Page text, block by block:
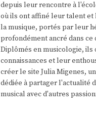
depuis leur rencontre à
où ils ont affiné leur talent
la musique, portés par leur
profondément ancré dans ce
Diplômés en musicologie, ils
connaissances et leur
créer le site Julia Migenes,
dédiée à partager l'actualité
musical avec d'autres